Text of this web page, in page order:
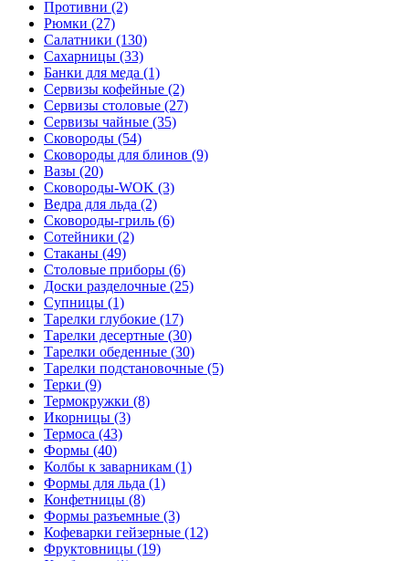
Противни (2)
Рюмки (27)
Салатники (130)
Сахарницы (33)
Банки для меда (1)
Сервизы кофейные (2)
Сервизы столовые (27)
Сервизы чайные (35)
Сковороды (54)
Сковороды для блинов (9)
Вазы (20)
Сковороды-WOK (3)
Ведра для льда (2)
Сковороды-гриль (6)
Сотейники (2)
Стаканы (49)
Столовые приборы (6)
Доски разделочные (25)
Супницы (1)
Тарелки глубокие (17)
Тарелки десертные (30)
Тарелки обеденные (30)
Тарелки подстановочные (5)
Терки (9)
Термокружки (8)
Икорницы (3)
Термоса (43)
Формы (40)
Колбы к заварникам (1)
Формы для льда (1)
Конфетницы (8)
Формы разъемные (3)
Кофеварки гейзерные (12)
Фруктовницы (19)